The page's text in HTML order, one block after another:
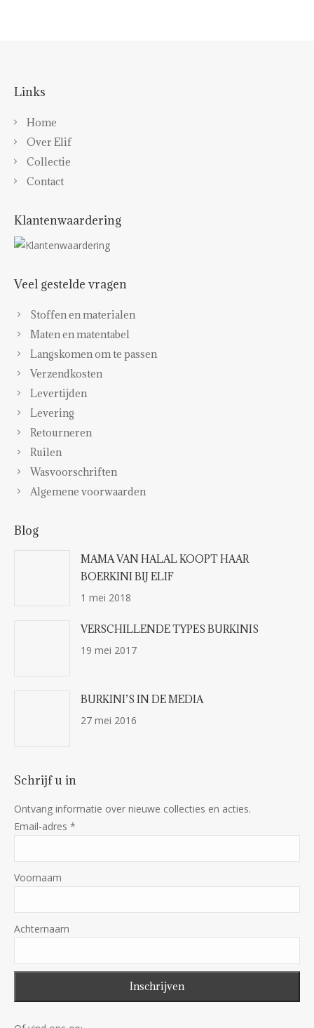
Links
Home
Over Elif
Collectie
Contact
Klantenwaardering
Veel gestelde vragen
Stoffen en materialen
Maten en matentabel
Langskomen om te passen
Verzendkosten
Levertijden
Levering
Retourneren
Ruilen
Wasvoorschriften
Algemene voorwaarden
Blog
MAMA VAN HALAL KOOPT HAAR
BOERKINI BIJ ELIF
1 mei 2018
VERSCHILLENDE TYPES BURKINIS
19 mei 2017
BURKINI’S IN DE MEDIA
27 mei 2016
Schrijf u in
Ontvang informatie over nieuwe collecties en acties.
Email-adres *
Voornaam
Achternaam